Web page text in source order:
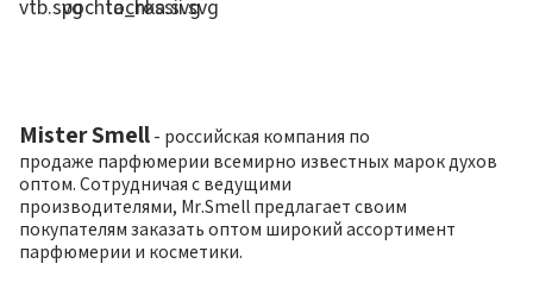
Mister Smell - российская компания по
продаже парфюмерии всемирно известных марок духов
оптом. Сотрудничая с ведущими
производителями, Mr.Smell предлагает своим
покупателям заказать оптом широкий ассортимент
парфюмерии и косметики.